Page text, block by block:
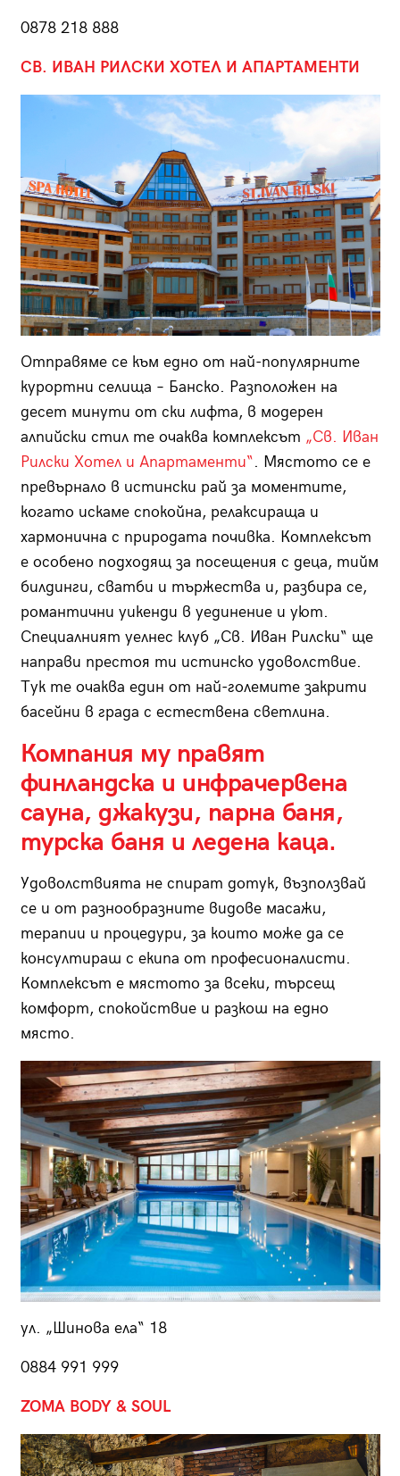
0878 218 888
СВ. ИВАН РИЛСКИ ХОТЕЛ И АПАРТАМЕНТИ
Отправяме се към едно от най-популярните
курортни селища – Банско. Разположен на
десет минути от ски лифта, в модерен
алпийски стил те очаква комплексът „Св. Иван
Рилски Хотел и Апартаменти“. Мястото се е
превърнало в истински рай за моментите,
когато искаме спокойна, релаксираща и
хармонична с природата почивка. Комплексът
е особено подходящ за посещения с деца, тийм
билдинги, сватби и тържества и, разбира се,
романтични уикенди в уединение и уют.
Специалният уелнес клуб „Св. Иван Рилски“ ще
направи престоя ти истинско удоволствие.
Тук те очаква един от най-големите закрити
басейни в града с естествена светлина.
Компания му правят
финландска и инфрачервена
сауна, джакузи, парна баня,
турска баня и ледена каца.
Удоволствията не спират дотук, възползвай
се и от разнообразните видове масажи,
терапии и процедури, за които може да се
консултираш с екипа от професионалисти.
Комплексът е мястото за всеки, търсещ
комфорт, спокойствие и разкош на едно
място.
ул. „Шинова ела“ 18
0884 991 999
ZOMA BODY & SOUL